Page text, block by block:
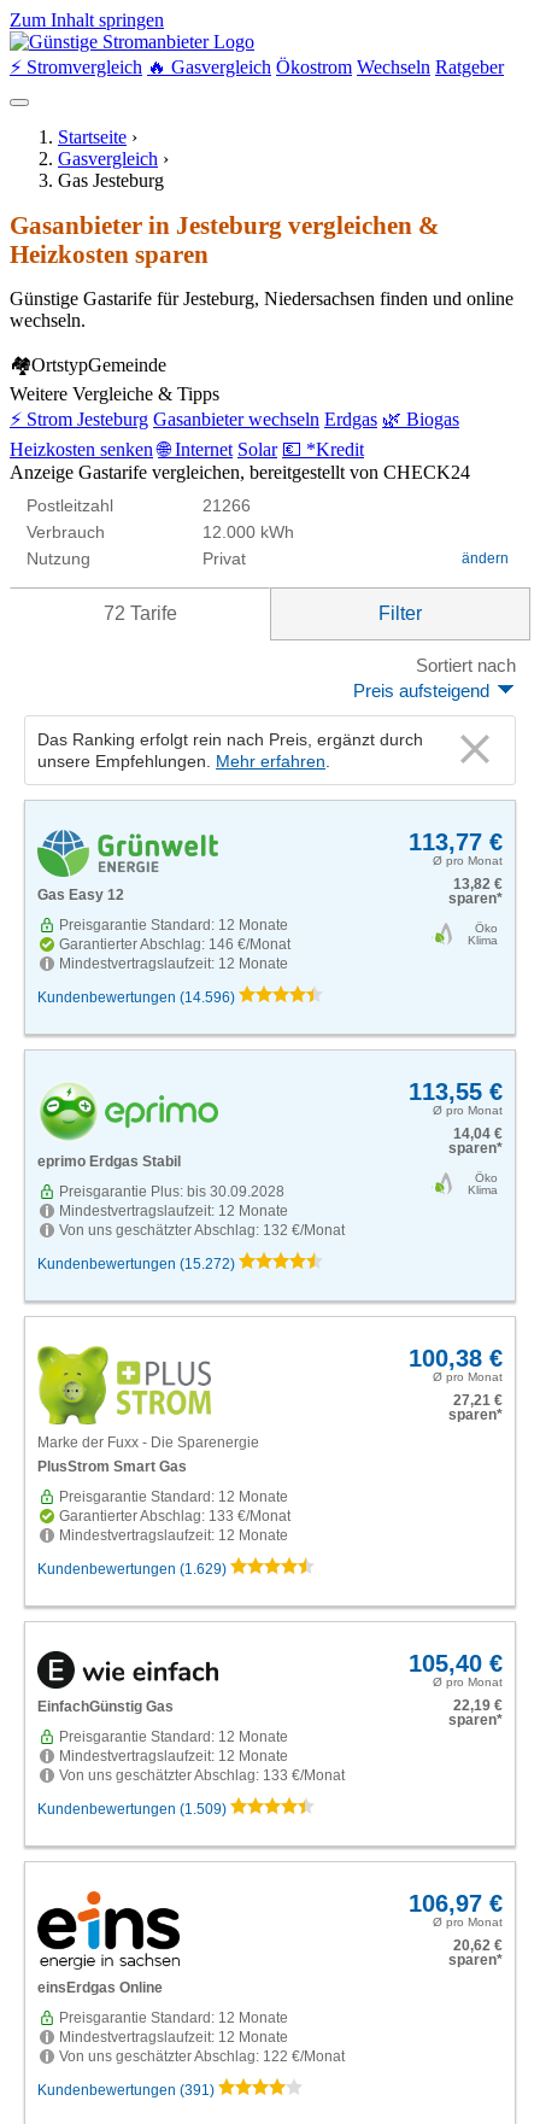
Zum Inhalt springen
⚡ Stromvergleich 🔥 Gasvergleich Ökostrom Wechseln Ratgeber
Startseite ›
Gasvergleich ›
Gas Jesteburg
Gasanbieter in Jesteburg vergleichen &
Heizkosten sparen
Günstige Gastarife für Jesteburg, Niedersachsen finden und online
wechseln.
🏘OrtstypGemeinde
Weitere Vergleiche & Tipps
⚡ Strom Jesteburg Gasanbieter wechseln Erdgas 🌿 Biogas
Heizkosten senken 🌐 Internet Solar 💶 *Kredit
Anzeige Gastarife vergleichen, bereitgestellt von CHECK24